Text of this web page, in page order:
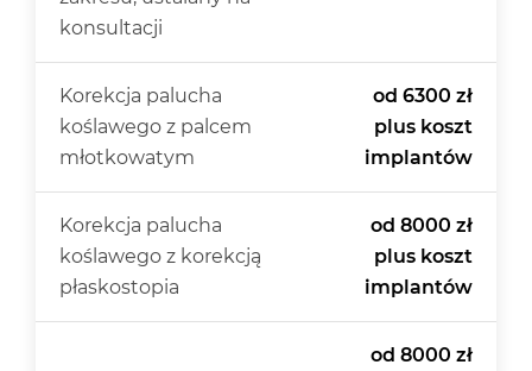
konsultacji
Korekcja palucha
koślawego z palcem
młotkowatym
od 6300 zł
plus koszt
implantów
Korekcja palucha
koślawego z korekcją
płaskostopia
od 8000 zł
plus koszt
implantów
od 8000 zł